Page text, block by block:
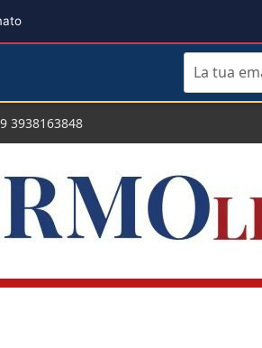
3938163848